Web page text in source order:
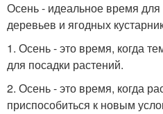
Осень - идеальное время
деревьев и ягодных
1. Осень - это время, когда
для посадки растений.
2. Осень - это время, когда
приспособиться к новым